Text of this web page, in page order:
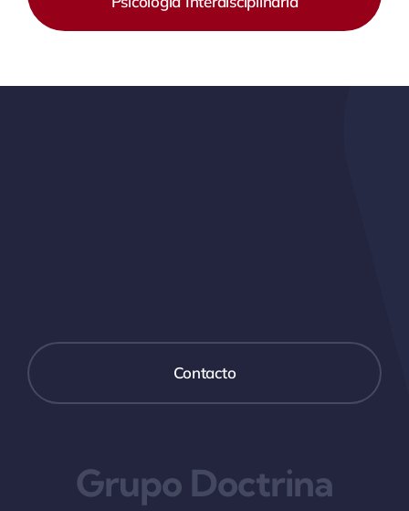
Contacto
Grupo Doctrina